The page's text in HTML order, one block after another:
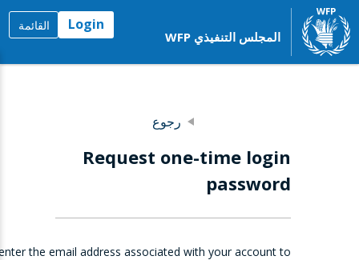
المجلس التنفيذي WFP
Login القائمة
رجوع
Request one-time login
password
the email address associated with your account to